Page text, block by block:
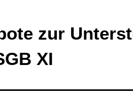
zur
XI